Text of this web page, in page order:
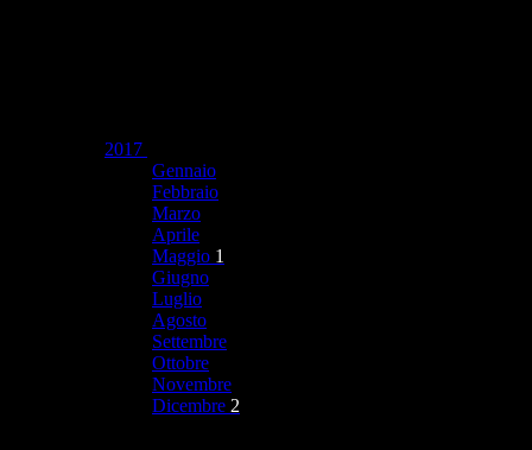
2017
Gennaio
Febbraio
Marzo
Aprile
Maggio 1
Giugno
Luglio
Agosto
Settembre
Ottobre
Novembre
Dicembre 2